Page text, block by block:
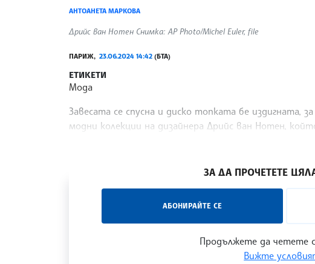
АНТОАНЕТА МАРКОВА
Дрийс ван Нотен Снимка: AP Photo/Michel Euler, file
ПАРИЖ, 23.06.2024 14:42 (БТА)
ЕТИКЕТИ
Мода
Завесата се спусна и диско топката бе издигната,
модни колекции на дизайнера Дрийс ван Нотен,
ЗА ДА ПРОЧЕТЕТЕ
АБОНИРАЙТЕ СЕ
Продължете да четете
Вижте
„Час ЛИК“ на БТА е мястото за срещи отблизо с
страницатаи вYouTube канала на БТА.